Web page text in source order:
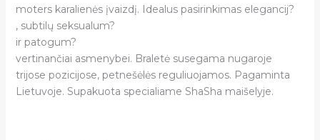
moters karalienės įvaizdį. Idealus pasirinkimas elegancij?
, subtilų seksualum?
ir patogum?
vertinančiai asmenybei. Braletė susegama nugaroje
trijose pozicijose, petnešėlės reguliuojamos. Pagaminta
Lietuvoje. Supakuota specialiame ShaSha maišelyje.